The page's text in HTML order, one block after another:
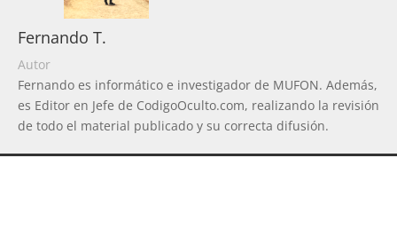
Fernando T.
Autor
Fernando es informático e investigador de MUFON. Además,
es Editor en Jefe de CodigoOculto.com, realizando la revisión
de todo el material publicado y su correcta difusión.